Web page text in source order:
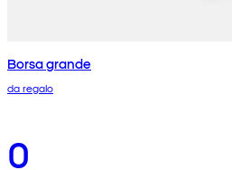
Borsa grande
da regalo
0